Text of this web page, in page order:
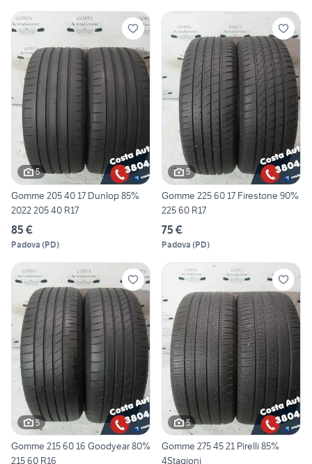
5
Gomme 205 40 17 Dunlop 85%
2022 205 40 R17
85 €
Padova (PD)
5
Gomme 225 60 17 Firestone 90%
225 60 R17
75 €
Padova (PD)
5
Gomme 215 60 16 Goodyear 80%
215 60 R16
5
Gomme 275 45 21 Pirelli 85%
4Stagioni